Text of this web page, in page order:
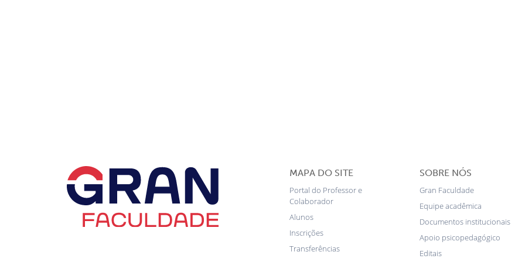
MAPA DO SITE
Portal do Professor e
Colaborador
Alunos
Inscrições
Transferências
SOBRE NÓS
Gran Faculdade
Equipe acadêmica
Documentos institucionais
Apoio psicopedagógico
Editais